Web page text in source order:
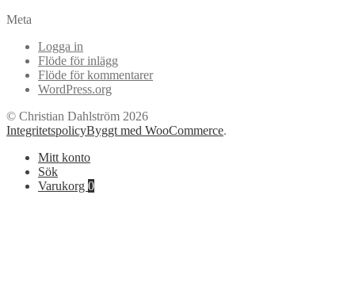
Meta
Logga in
Flöde för inlägg
Flöde för kommentarer
WordPress.org
© Christian Dahlström 2026
IntegritetspolicyByggt med WooCommerce.
Mitt konto
Sök
Varukorg 0